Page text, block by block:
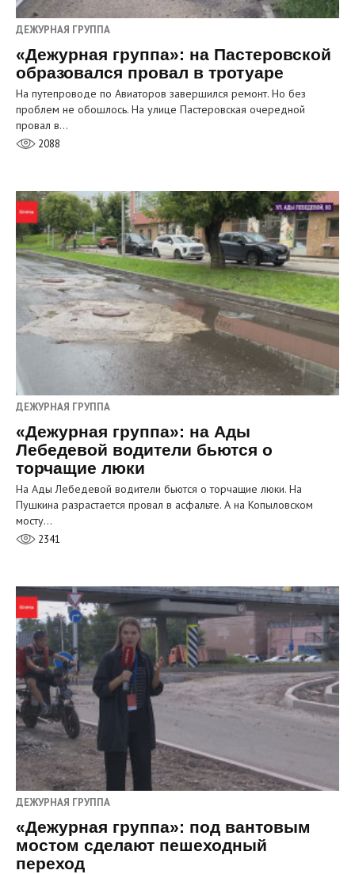
ДЕЖУРНАЯ ГРУППА
«Дежурная группа»: на Пастеровской
образовался провал в тротуаре
На путепроводе по Авиаторов завершился ремонт. Но без
проблем не обошлось. На улице Пастеровская очередной
провал в…
2088
ДЕЖУРНАЯ ГРУППА
«Дежурная группа»: на Ады
Лебедевой водители бьются о
торчащие люки
На Ады Лебедевой водители бьются о торчащие люки. На
Пушкина разрастается провал в асфальте. А на Копыловском
мосту…
2341
ДЕЖУРНАЯ ГРУППА
«Дежурная группа»: под вантовым
мостом сделают пешеходный
переход